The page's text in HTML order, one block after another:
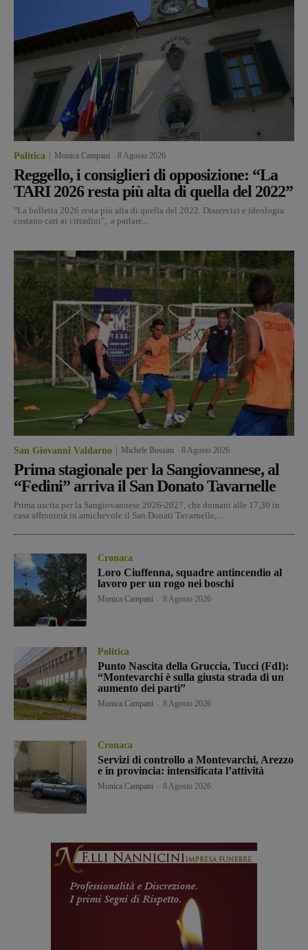
Politica Monica Campani 8 Agosto 2026
Reggello, i consiglieri di opposizione: “La
TARI 2026 resta più alta di quella del 2022”
"La bolletta 2026 resta più alta di quella del 2022. Disservizi e ideologia
costano cari ai cittadini", a parlare...
San Giovanni Valdarno Michele Bossini 8 Agosto 2026
Prima stagionale per la Sangiovannese, al
“Fedini” arriva il San Donato Tavarnelle
Prima uscita per la Sangiovannese 2026-2027, che domani alle 17,30 in
casa affronterà in amichevole il San Donati Tavarnelle,...
Cronaca
Loro Ciuffenna, squadre antincendio al
lavoro per un rogo nei boschi
Monica Campani 8 Agosto 2026
Politica
Punto Nascita della Gruccia, Tucci (FdI):
“Montevarchi è sulla giusta strada di un
aumento dei parti”
Monica Campani 8 Agosto 2026
Cronaca
Servizi di controllo a Montevarchi, Arezzo
e in provincia: intensificata l’attività
Monica Campani 8 Agosto 2026